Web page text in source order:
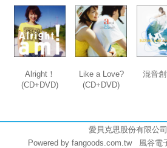
Alright！
(CD+DVD)
Like a Love?
(CD+DVD)
混音
愛貝克思股份有限
Powered by fangoods.com.tw 風谷電子商